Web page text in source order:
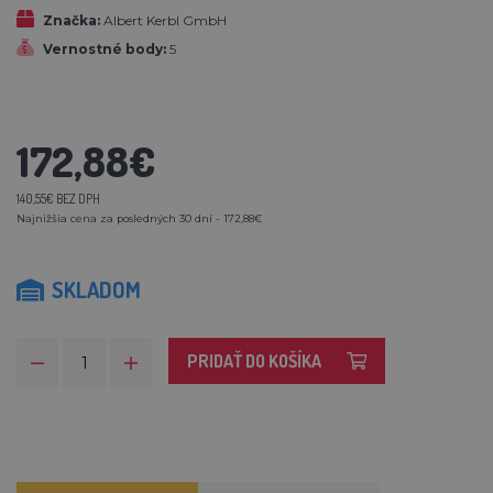
Značka: Albert Kerbl GmbH
Vernostné body: 5
172,88€
140,55€ BEZ DPH
Najnižšia cena za posledných 30 dní - 172,88€
SKLADOM
PRIDAŤ DO KOŠÍKA